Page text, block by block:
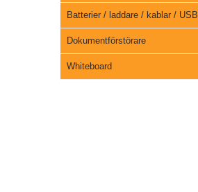
Batterier / laddare / kablar / USB
Dokumentförstörare
Whiteboard